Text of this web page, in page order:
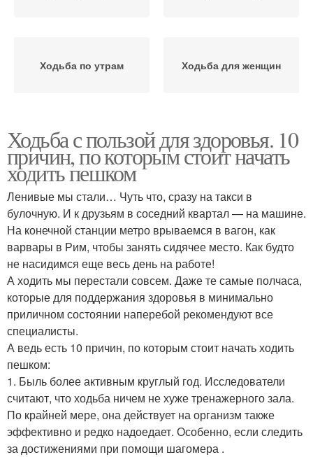
Ходьба по утрам Ходьба для женщин
Ходьба с пользой для здоровья. 10
причин, по которым стоит начать
ходить пешком
Ленивые мы стали… Чуть что, сразу на такси в
булочную. И к друзьям в соседний квартал — на машине.
На конечной станции метро врываемся в вагон, как
варвары в Рим, чтобы занять сидячее место. Как будто
не насидимся еще весь день на работе!
А ходить мы перестали совсем. Даже те самые полчаса,
которые для поддержания здоровья в минимально
приличном состоянии наперебой рекомендуют все
специалисты.
А ведь есть 10 причин, по которым стоит начать ходить
пешком:
1. Быль более активным круглый год. Исследователи
считают, что ходьба ничем не хуже тренажерного зала.
По крайней мере, она действует на организм также
эффективно и редко надоедает. Особенно, если следить
за достижениями при помощи шагомера .